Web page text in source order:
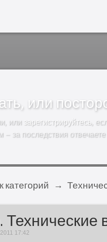
или
или зарегистрируйтесь,
за последствия
категорий →
Технические
17:42